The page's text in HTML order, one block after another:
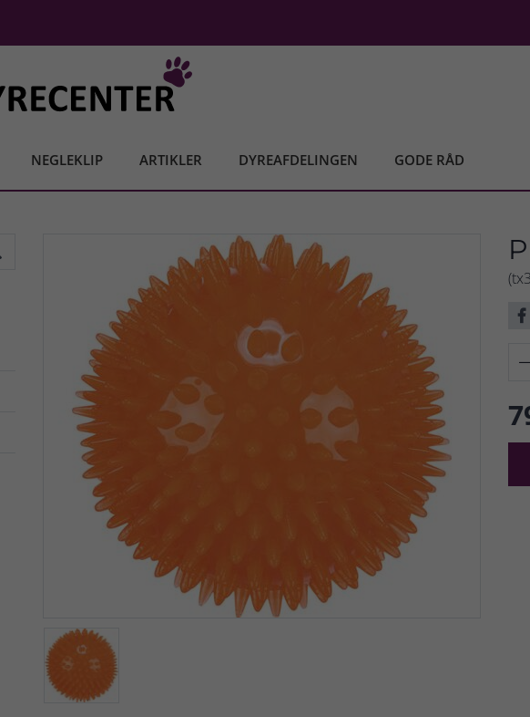
NEGLEKLIP ARTIKLER DYREAFDELINGEN GODE RÅD